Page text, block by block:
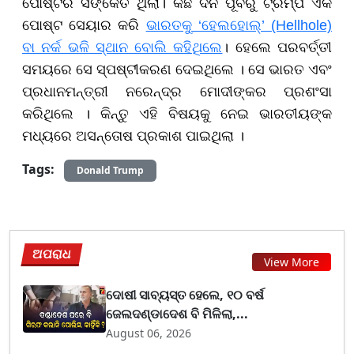
ପୋଷ୍ଟର ସଙ୍କେତ ଥିଲା। କିଛି ଦିନ ପୂର୍ବରୁ ଟ୍ରମ୍ପ ଏକ
ପୋଷ୍ଟ ସେୟାର କରି ଭାରତକୁ ‘ହେଲହୋଲ୍’ (Hellhole)
ବା ନର୍କ ଭଳି ସ୍ଥାନ ବୋଲି କହିଥିଲେ । ହେଲେ ପରବର୍ତ୍ତୀ
ସମୟରେ ସେ ସ୍ପଷ୍ଟୀକରଣ ଦେଇଥିଲେ । ସେ ଭାରତ ଏବଂ
ପ୍ରଧାନମନ୍ତ୍ରୀ ନରେନ୍ଦ୍ର ମୋଦୀଙ୍କର ପ୍ରଶଂସା
କରିଥିଲେ । କିନ୍ତୁ ଏହି ବିଷୟକୁ ନେଇ ଭାରତୀୟଙ୍କ
ମଧ୍ୟରେ ଅସନ୍ତୋଷ ପ୍ରକାଶ ପାଇଥିଲା ।
Tags: Donald Trump
ଅପରାଧ View More
ଦୋଷୀ ସାବ୍ୟସ୍ତ ହେଲେ, ୧୦ ବର୍ଷ
ଜେଲଦଣ୍ଡାଦେଶ ବି ମିଳିଲା,...
August 06, 2026